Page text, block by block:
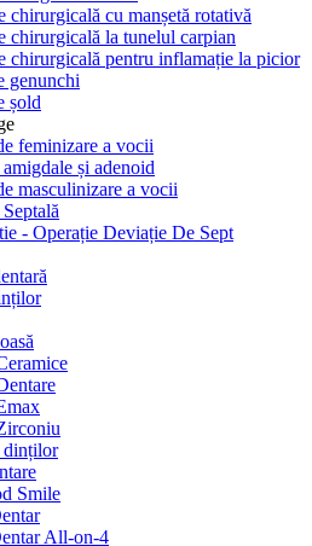
chirurgicală cu manșetă rotativă
chirurgicală la tunelul carpian
chirurgicală pentru inflamație la picior
genunchi
șold
feminizare a vocii
și adenoid
masculinizare a vocii
- Operație Deviație De Sept
dinților
Smile
All-on-4